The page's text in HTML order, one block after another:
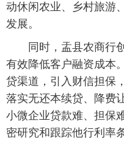
动休闲农业、乡村旅游
发展。
同时，盂县农商行创
有效降低客户融资成本
贷渠道，引入财信担保
落实无还本续贷、降费
小微企业贷款难、担保
密研究和跟踪他行利率